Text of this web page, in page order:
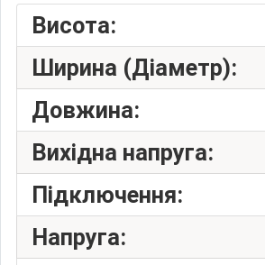
Висота:
Ширина (Діаметр):
Довжина:
Вихідна напруга:
Підключення:
Напруга: